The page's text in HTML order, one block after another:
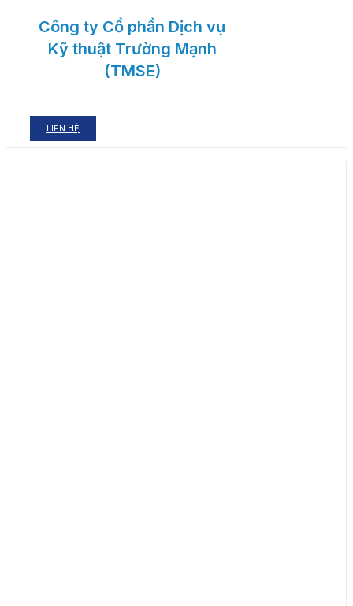
Công ty Cổ phần Dịch vụ
Kỹ thuật Trường Mạnh
(TMSE)
LIÊN HỆ